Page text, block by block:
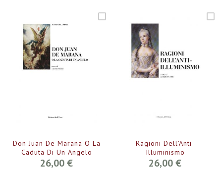
Don Juan De Marana O La
Caduta Di Un Angelo
26,00 €
Ragioni Dell’Anti-
Illuminismo
26,00 €